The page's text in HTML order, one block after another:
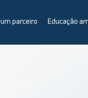
parceiro Educação